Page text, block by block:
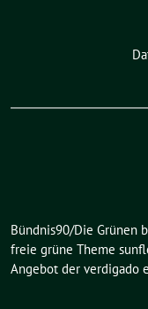
Bündnis90/Die Grünen
freie grüne Theme
Angebot der verdigado